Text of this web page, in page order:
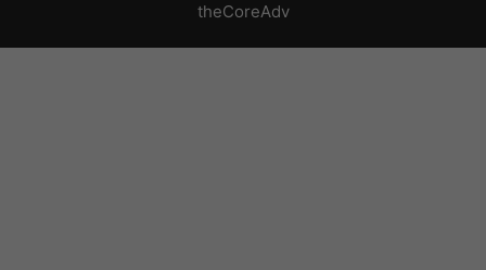
theCoreAdv